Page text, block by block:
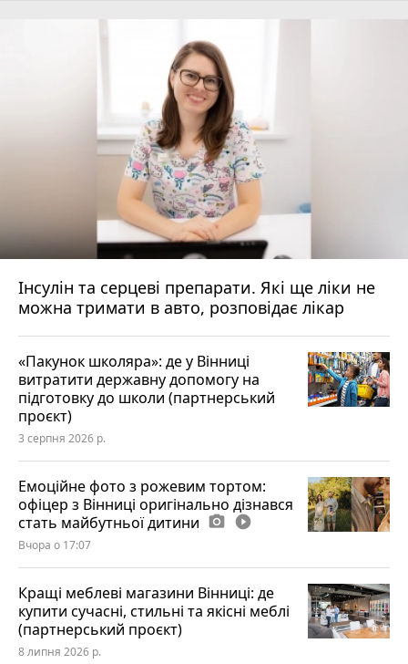
Інсулін та серцеві препарати. Які ще ліки не
можна тримати в авто, розповідає лікар
«Пакунок школяра»: де у Вінниці
витратити державну допомогу на
підготовку до школи (партнерський
проєкт)
3 серпня 2026 р.
Емоційне фото з рожевим тортом:
офіцер з Вінниці оригінально дізнався
стать майбутньої дитини photo_camera play_circle_filled
Вчора о 17:07
Кращі меблеві магазини Вінниці: де
купити сучасні, стильні та якісні меблі
(партнерський проєкт)
8 липня 2026 р.